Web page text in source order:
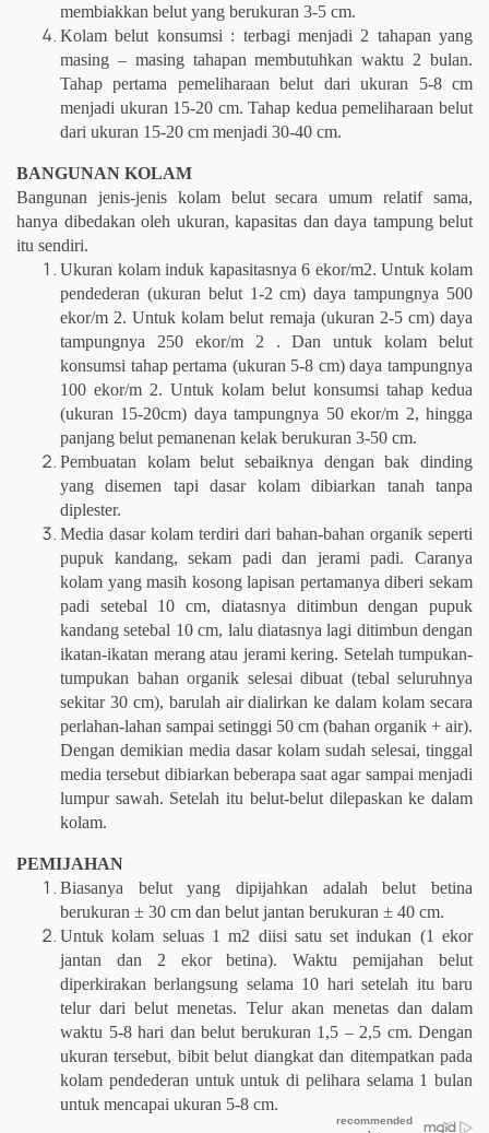
membiakkan belut yang berukuran 3-5 cm.
Kolam belut konsumsi : terbagi menjadi 2 tahapan yang
masing – masing tahapan membutuhkan waktu 2 bulan.
Tahap pertama pemeliharaan belut dari ukuran 5-8 cm
menjadi ukuran 15-20 cm. Tahap kedua pemeliharaan belut
dari ukuran 15-20 cm menjadi 30-40 cm.
BANGUNAN KOLAM
Bangunan jenis-jenis kolam belut secara umum relatif sama,
hanya dibedakan oleh ukuran, kapasitas dan daya tampung belut
itu sendiri.
Ukuran kolam induk kapasitasnya 6 ekor/m2. Untuk kolam
pendederan (ukuran belut 1-2 cm) daya tampungnya 500
ekor/m 2. Untuk kolam belut remaja (ukuran 2-5 cm) daya
tampungnya 250 ekor/m 2 . Dan untuk kolam belut
konsumsi tahap pertama (ukuran 5-8 cm) daya tampungnya
100 ekor/m 2. Untuk kolam belut konsumsi tahap kedua
(ukuran 15-20cm) daya tampungnya 50 ekor/m 2, hingga
panjang belut pemanenan kelak berukuran 3-50 cm.
Pembuatan kolam belut sebaiknya dengan bak dinding
yang disemen tapi dasar kolam dibiarkan tanah tanpa
diplester.
Media dasar kolam terdiri dari bahan-bahan organik seperti
pupuk kandang, sekam padi dan jerami padi. Caranya
kolam yang masih kosong lapisan pertamanya diberi sekam
padi setebal 10 cm, diatasnya ditimbun dengan pupuk
kandang setebal 10 cm, lalu diatasnya lagi ditimbun dengan
ikatan-ikatan merang atau jerami kering. Setelah tumpukan-
tumpukan bahan organik selesai dibuat (tebal seluruhnya
sekitar 30 cm), barulah air dialirkan ke dalam kolam secara
perlahan-lahan sampai setinggi 50 cm (bahan organik + air).
Dengan demikian media dasar kolam sudah selesai, tinggal
media tersebut dibiarkan beberapa saat agar sampai menjadi
lumpur sawah. Setelah itu belut-belut dilepaskan ke dalam
kolam.
PEMIJAHAN
Biasanya belut yang dipijahkan adalah belut betina
berukuran ± 30 cm dan belut jantan berukuran ± 40 cm.
Untuk kolam seluas 1 m2 diisi satu set indukan (1 ekor
jantan dan 2 ekor betina). Waktu pemijahan belut
diperkirakan berlangsung selama 10 hari setelah itu baru
telur dari belut menetas. Telur akan menetas dan dalam
waktu 5-8 hari dan belut berukuran 1,5 – 2,5 cm. Dengan
ukuran tersebut, bibit belut diangkat dan ditempatkan pada
kolam pendederan untuk untuk di pelihara selama 1 bulan
untuk mencapai ukuran 5-8 cm.